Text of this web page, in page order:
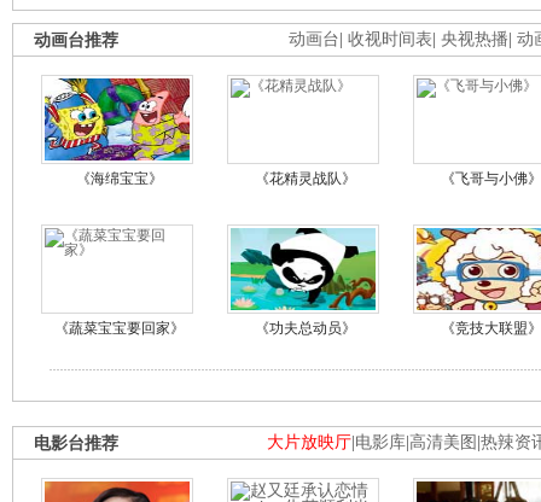
动画台 收视时间表 央视热播 动
动画台推荐
《海绵宝宝》 《花精灵战队》 《飞哥与小佛》
《蔬菜宝宝要回家》 《功夫总动员》 《竞技大联盟》
大片放映厅 电影库 高清美图 热辣资
电影台推荐